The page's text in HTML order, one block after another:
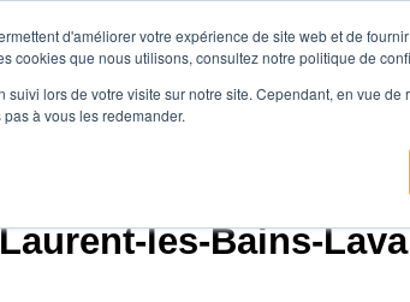
d'améliorer votre expérience de site web et de
cookies que nous utilisons, consultez notre politique de
lors de votre visite sur notre site. Cependant, en vue de
à vous les redemander.
Prix immobilier Vendre avec
Saint-Laurent-les-Bains-
les-Bains-